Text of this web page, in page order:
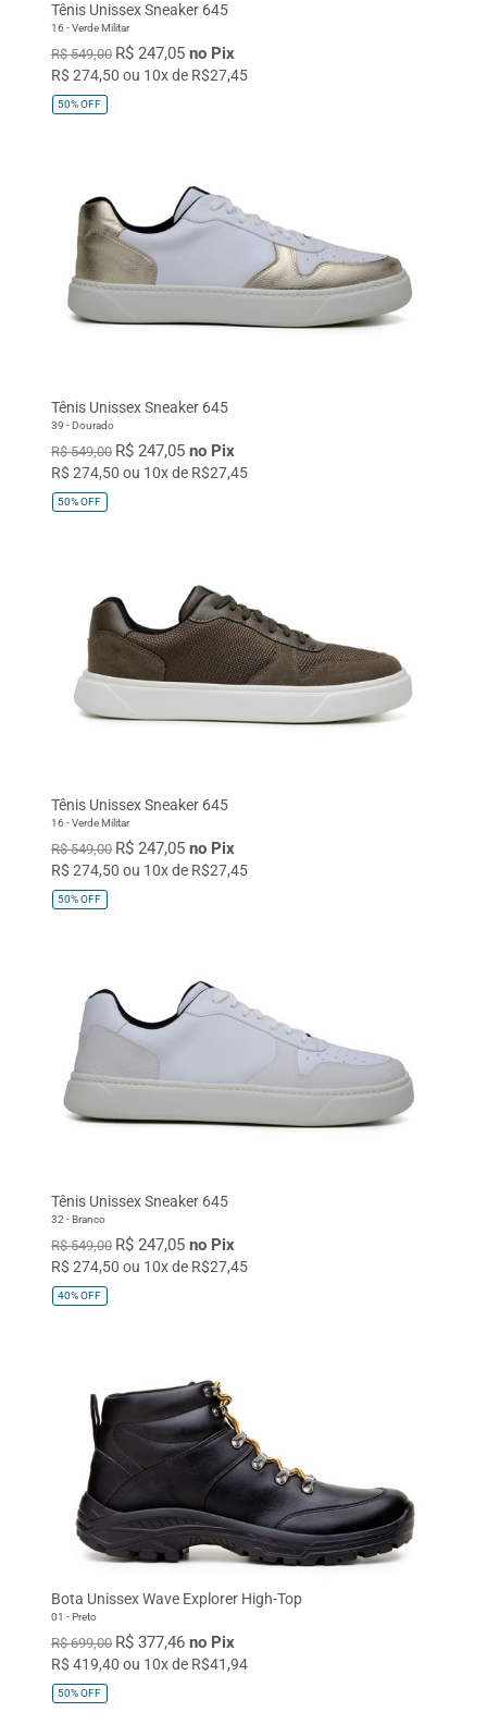
Tênis Unissex Sneaker 645
16 - Verde Militar
R$ 549,00 R$ 247,05 no Pix
R$ 274,50 ou 10x de R$27,45
50%OFF
Tênis Unissex Sneaker 645
39 - Dourado
R$ 549,00 R$ 247,05 no Pix
R$ 274,50 ou 10x de R$27,45
50%OFF
Tênis Unissex Sneaker 645
16 - Verde Militar
R$ 549,00 R$ 247,05 no Pix
R$ 274,50 ou 10x de R$27,45
50%OFF
Tênis Unissex Sneaker 645
32 - Branco
R$ 549,00 R$ 247,05 no Pix
R$ 274,50 ou 10x de R$27,45
40%OFF
Bota Unissex Wave Explorer High-Top
01 - Preto
R$ 699,00 R$ 377,46 no Pix
R$ 419,40 ou 10x de R$41,94
50%OFF